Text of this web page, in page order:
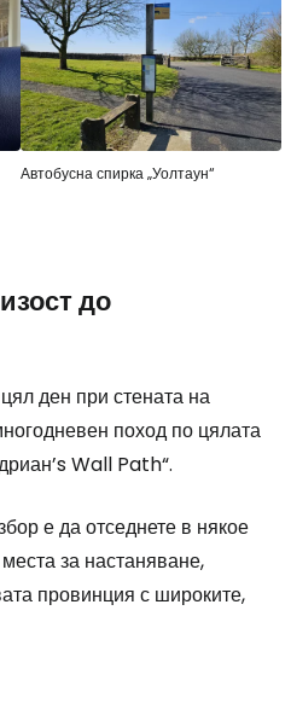
Автобусна спирка „Уолтаун“
до
ден при стената на
поход по цялата
Wall Path“.
е да отседнете в някое
за настаняване,
провинция с широките,